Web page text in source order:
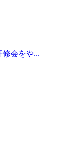
修会をや...